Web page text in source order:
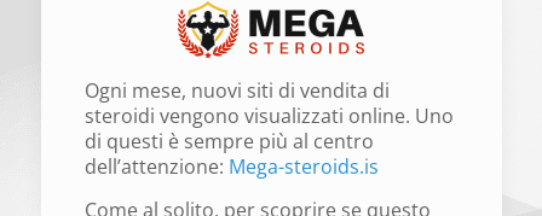
Ogni mese, nuovi siti di vendita di
steroidi vengono visualizzati online. Uno
di questi è sempre più al centro
dell’attenzione: Mega-steroids.is
Come al solito, per scoprire se questo